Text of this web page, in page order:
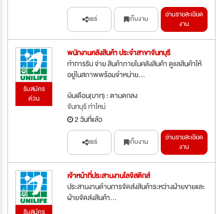
แชร์ เก็บงาน
อ่านรายละเอียด
งาน
รับสมัคร
ด่วน
พนักงานคลังสินค้า ประจำสาขาจันทบุรี
ทำการรับ จ่าย สินค้าภายในคลังสินค้า ดูแลสินค้าให้
อยู่ในสภาพพร้อมจำหน่าย...
เงินเดือน(บาท) : ตามตกลง
จันทบุรี ท่าใหม่
2 วันที่แล้ว
แชร์ เก็บงาน
อ่านรายละเอียด
งาน
เจ้าหน้าที่ประสานงานโลจิสติกส์
ประสานงานด้านการจัดส่งสินค้าระหว่างฝ่ายขายและ
ฝ่ายจัดส่งสินค้า...